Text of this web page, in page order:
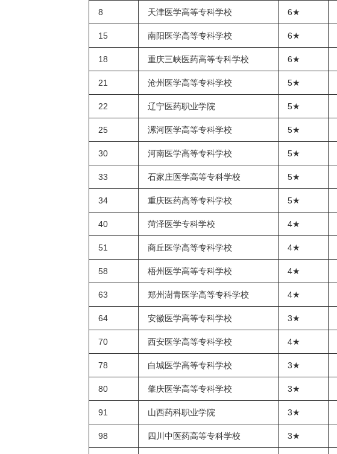
8 天津医学高等专科学校 6★
15 南阳医学高等专科学校 6★
18 重庆三峡医药高等专科学校 6★
21 沧州医学高等专科学校 5★
22 辽宁医药职业学院 5★
25 漯河医学高等专科学校 5★
30 河南医学高等专科学校 5★
33 石家庄医学高等专科学校 5★
34 重庆医药高等专科学校 5★
40 菏泽医学专科学校 4★
51 商丘医学高等专科学校 4★
58 梧州医学高等专科学校 4★
63 郑州澍青医学高等专科学校 4★
64 安徽医学高等专科学校 3★
70 西安医学高等专科学校 4★
78 白城医学高等专科学校 3★
80 肇庆医学高等专科学校 3★
91 山西药科职业学院 3★
98 四川中医药高等专科学校 3★